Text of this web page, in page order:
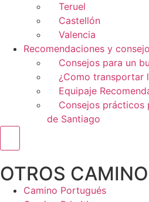
Teruel
Castellón
Valencia
Recomendaciones y
Consejos para un
¿Como transportar
Equipaje
Consejos prácticos
de Santiago
OTROS
Camino Portugués